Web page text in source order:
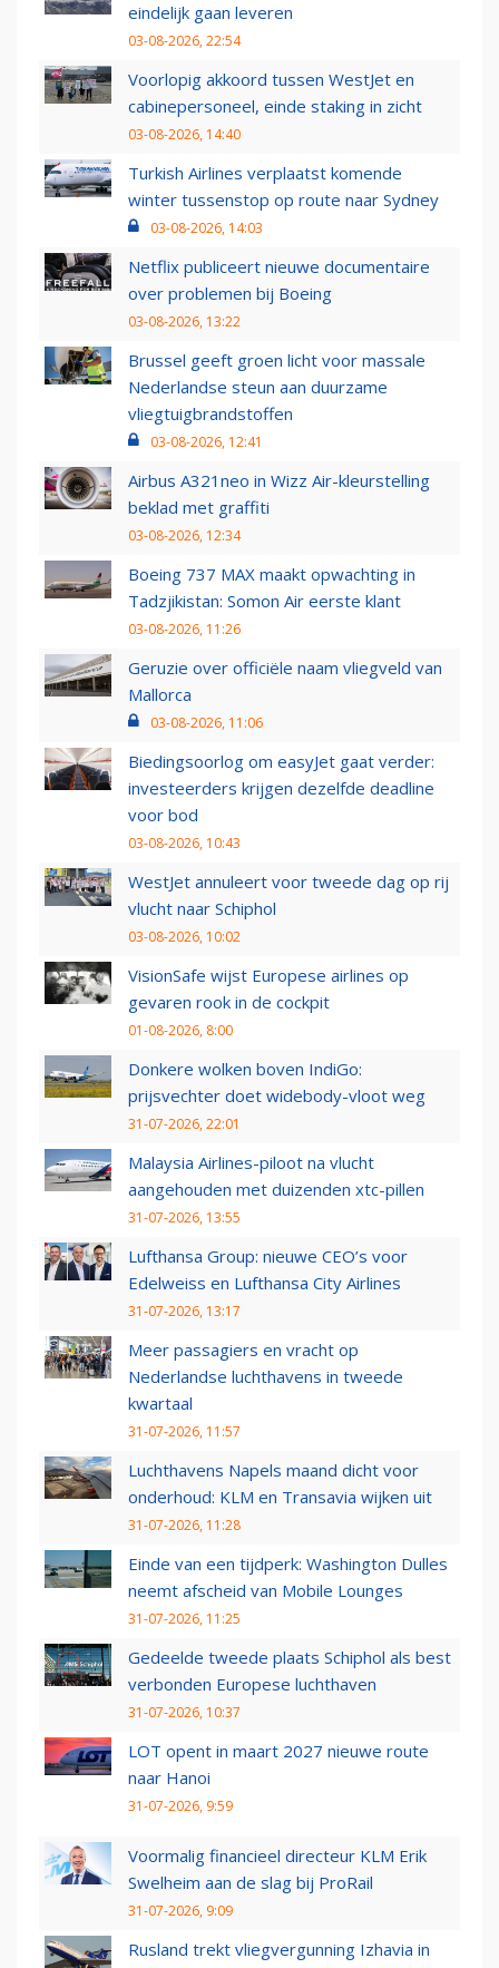
eindelijk gaan leveren
03-08-2026, 22:54
Voorlopig akkoord tussen WestJet en
cabinepersoneel, einde staking in zicht
03-08-2026, 14:40
Turkish Airlines verplaatst komende
winter tussenstop op route naar Sydney
03-08-2026, 14:03
Netflix publiceert nieuwe documentaire
over problemen bij Boeing
03-08-2026, 13:22
Brussel geeft groen licht voor massale
Nederlandse steun aan duurzame
vliegtuigbrandstoffen
03-08-2026, 12:41
Airbus A321neo in Wizz Air-kleurstelling
beklad met graffiti
03-08-2026, 12:34
Boeing 737 MAX maakt opwachting in
Tadzjikistan: Somon Air eerste klant
03-08-2026, 11:26
Geruzie over officiële naam vliegveld van
Mallorca
03-08-2026, 11:06
Biedingsoorlog om easyJet gaat verder:
investeerders krijgen dezelfde deadline
voor bod
03-08-2026, 10:43
WestJet annuleert voor tweede dag op rij
vlucht naar Schiphol
03-08-2026, 10:02
VisionSafe wijst Europese airlines op
gevaren rook in de cockpit
01-08-2026, 8:00
Donkere wolken boven IndiGo:
prijsvechter doet widebody-vloot weg
31-07-2026, 22:01
Malaysia Airlines-piloot na vlucht
aangehouden met duizenden xtc-pillen
31-07-2026, 13:55
Lufthansa Group: nieuwe CEO’s voor
Edelweiss en Lufthansa City Airlines
31-07-2026, 13:17
Meer passagiers en vracht op
Nederlandse luchthavens in tweede
kwartaal
31-07-2026, 11:57
Luchthavens Napels maand dicht voor
onderhoud: KLM en Transavia wijken uit
31-07-2026, 11:28
Einde van een tijdperk: Washington Dulles
neemt afscheid van Mobile Lounges
31-07-2026, 11:25
Gedeelde tweede plaats Schiphol als best
verbonden Europese luchthaven
31-07-2026, 10:37
LOT opent in maart 2027 nieuwe route
naar Hanoi
31-07-2026, 9:59
Voormalig financieel directeur KLM Erik
Swelheim aan de slag bij ProRail
31-07-2026, 9:09
Rusland trekt vliegvergunning Izhavia in